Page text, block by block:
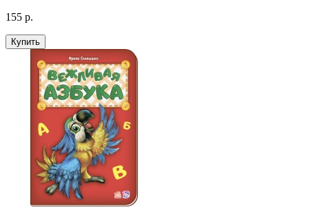
155 р.
Купить